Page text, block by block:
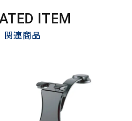
ITEM
関連商品